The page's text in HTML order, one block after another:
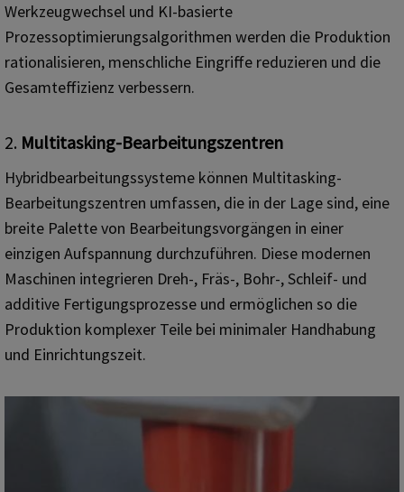
Werkzeugwechsel und KI-basierte
Prozessoptimierungsalgorithmen werden die Produktion
rationalisieren, menschliche Eingriffe reduzieren und die
Gesamteffizienz verbessern.
2. Multitasking-Bearbeitungszentren
Hybridbearbeitungssysteme können Multitasking-
Bearbeitungszentren umfassen, die in der Lage sind, eine
breite Palette von Bearbeitungsvorgängen in einer
einzigen Aufspannung durchzuführen. Diese modernen
Maschinen integrieren Dreh-, Fräs-, Bohr-, Schleif- und
additive Fertigungsprozesse und ermöglichen so die
Produktion komplexer Teile bei minimaler Handhabung
und Einrichtungszeit.